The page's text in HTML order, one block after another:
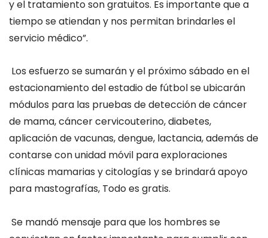
y el tratamiento son gratuitos. Es importante que a
tiempo se atiendan y nos permitan brindarles el
servicio médico”.
Los esfuerzo se sumarán y el próximo sábado en el
estacionamiento del estadio de fútbol se ubicarán
módulos para las pruebas de detección de cáncer
de mama, cáncercervicouterino, diabetes,
aplicación de vacunas, dengue, lactancia, además de
contarse con unidad móvil para exploraciones
clínicas mamarias y citologías y se brindará apoyo
para mastografías, Todo es gratis.
Se mandó mensaje para que los hombres se